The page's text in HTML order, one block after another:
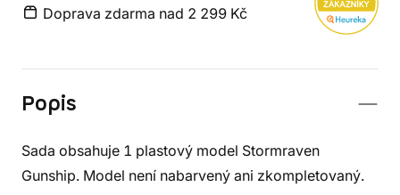
Doprava zdarma nad 2 299 Kč
Popis
Sada obsahuje 1 plastový model Stormraven
Gunship. Model není nabarvený ani zkompletovaný.